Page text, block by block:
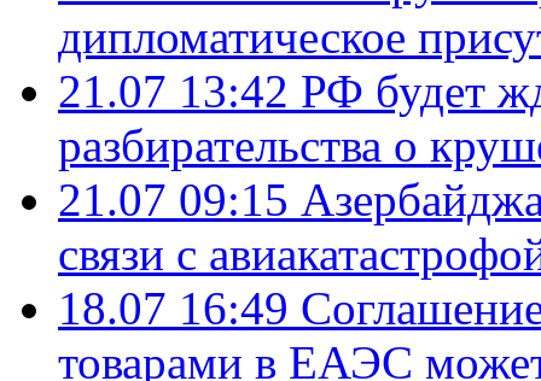
дипломатическое
21.07 13:42 РФ будет
разбирательства о
21.07 09:15
связи с
18.07 16:49
товарами в ЕАЭС